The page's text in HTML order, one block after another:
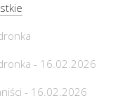
- 16.02.2026
- 16.02.2026